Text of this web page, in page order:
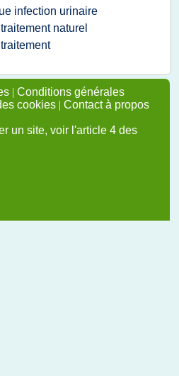
infection urinaire
naturel
| Conditions générales
cookies | Contact à propos
un site, voir l'article 4 des